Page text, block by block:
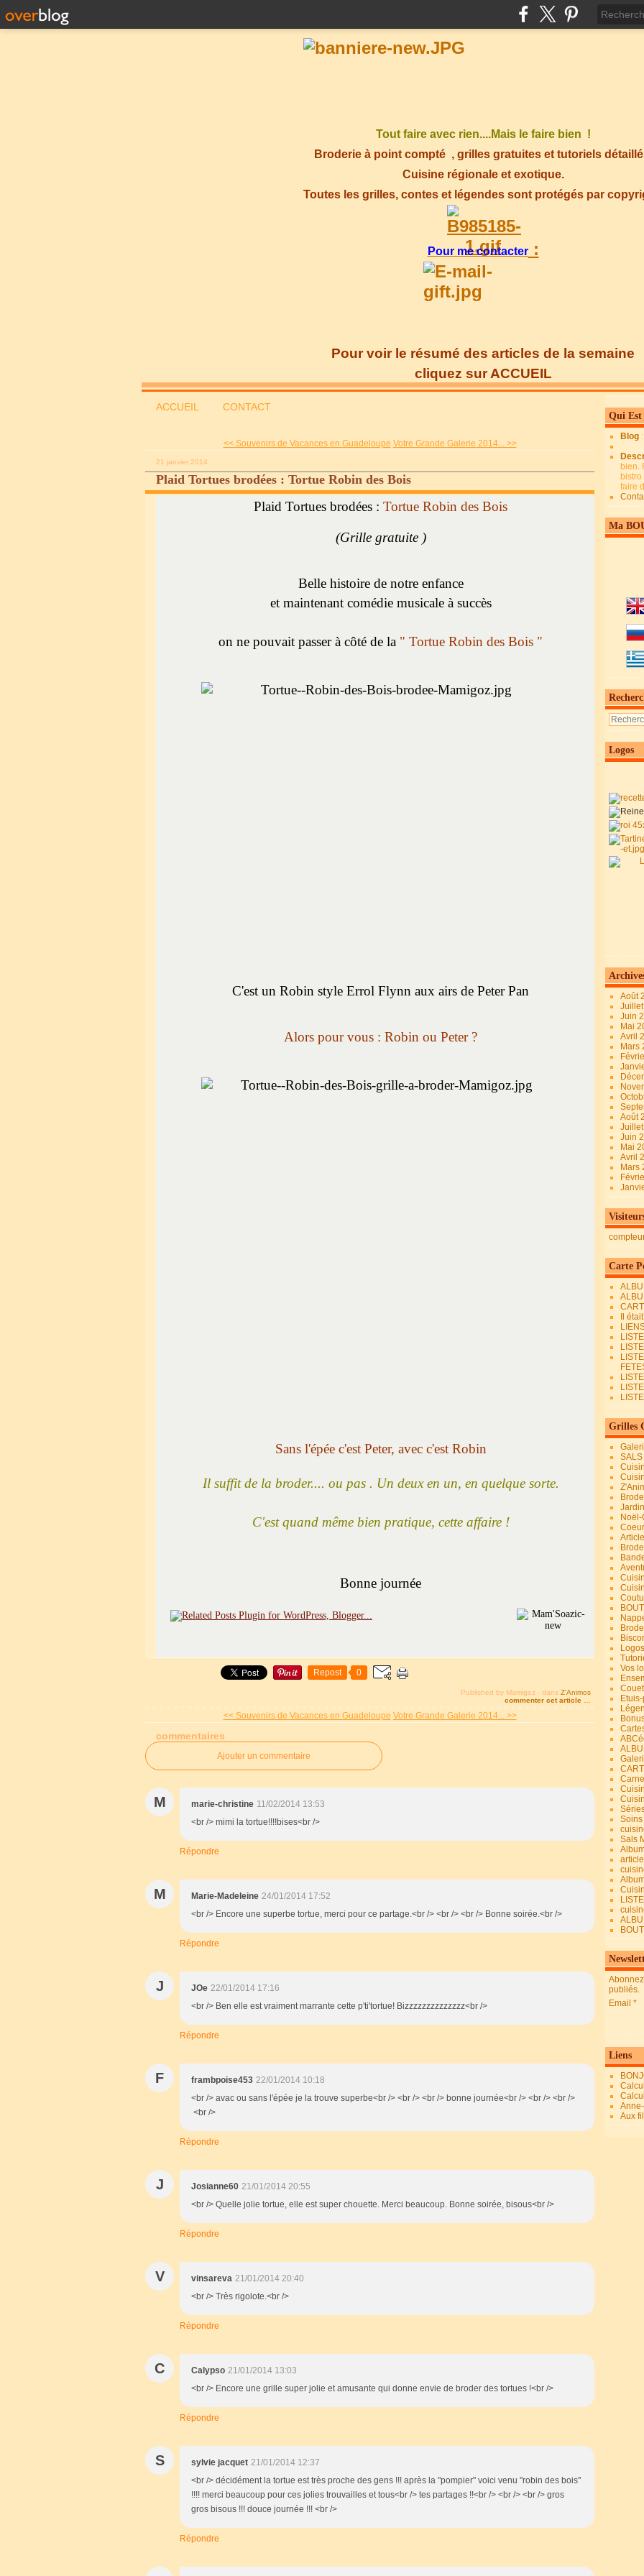
Tout faire avec rien....Mais le faire bien !
Broderie à point compté , grilles gratuites et tutoriels
Cuisine régionale et exotique.
Toutes les grilles, contes et légendes sont protégés par
Pour me contacter:
Pour voir le résumé des articles de la semaine
cliquez sur ACCUEIL
ACCUEIL CONTACT
<< Souvenirs de Vacances en Guadeloupe Votre Grande Galerie 2014... >>
21 janvier 2014
Plaid Tortues brodées : Tortue Robin des Bois
Plaid Tortues brodées : Tortue Robin des Bois
(Grille gratuite )
Belle histoire de notre enfance
et maintenant comédie musicale à succès
on ne pouvait passer à côté de la " Tortue Robin des Bois "
C'est un Robin style Errol Flynn aux airs de Peter Pan
Alors pour vous : Robin ou Peter ?
Sans l'épée c'est Peter, avec c'est Robin
Il suffit de la broder.... ou pas . Un deux en un, en quelque sorte.
C'est quand même bien pratique, cette affaire !
Bonne journée
Repost 0
Published by Mamigoz - dans Z'Animos
commenter cet article
<< Souvenirs de Vacances en Guadeloupe Votre Grande Galerie 2014... >>
commentaires
Ajouter un commentaire
M marie-christine 11/02/2014 13:53
<br /> mimi la tortue!!!!bises<br />
Répondre
M Marie-Madeleine 24/01/2014 17:52
<br /> Encore une superbe tortue, merci pour ce partage.<br /> <br /> <br /> Bonne soirée.<br />
Répondre
J JOe 22/01/2014 17:16
<br /> Ben elle est vraiment marrante cette p'ti'tortue! Bizzzzzzzzzzzzzz<br />
Répondre
F frambpoise453 22/01/2014 10:18
<br /> avac ou sans l'épée je la trouve superbe<br /> <br /> <br /> bonne journée<br /> <br /> <br />
<br />
Répondre
J Josianne60 21/01/2014 20:55
<br /> Quelle jolie tortue, elle est super chouette. Merci beaucoup. Bonne soirée, bisous<br />
Répondre
V vinsareva 21/01/2014 20:40
<br /> Très rigolote.<br />
Répondre
C Calypso 21/01/2014 13:03
<br /> Encore une grille super jolie et amusante qui donne envie de broder des tortues !<br />
Répondre
S sylvie jacquet 21/01/2014 12:37
<br /> décidément la tortue est très proche des gens !!! après la "pompier" voici venu "robin des bois"
!!!! merci beaucoup pour ces jolies trouvailles et tous<br /> tes partages !!<br /> <br /> <br /> gros
gros bisous !!! douce journée !!! <br />
Répondre
Qui Est
Blog
bien.
faire
Ma
Logos
Août
Juin
Mai
Avril
Mars
Août
Juin
Mai
Avril
Mars
Carte
Il
Grilles
Vos
Sals
article
publiés.
Email
Liens
Aux